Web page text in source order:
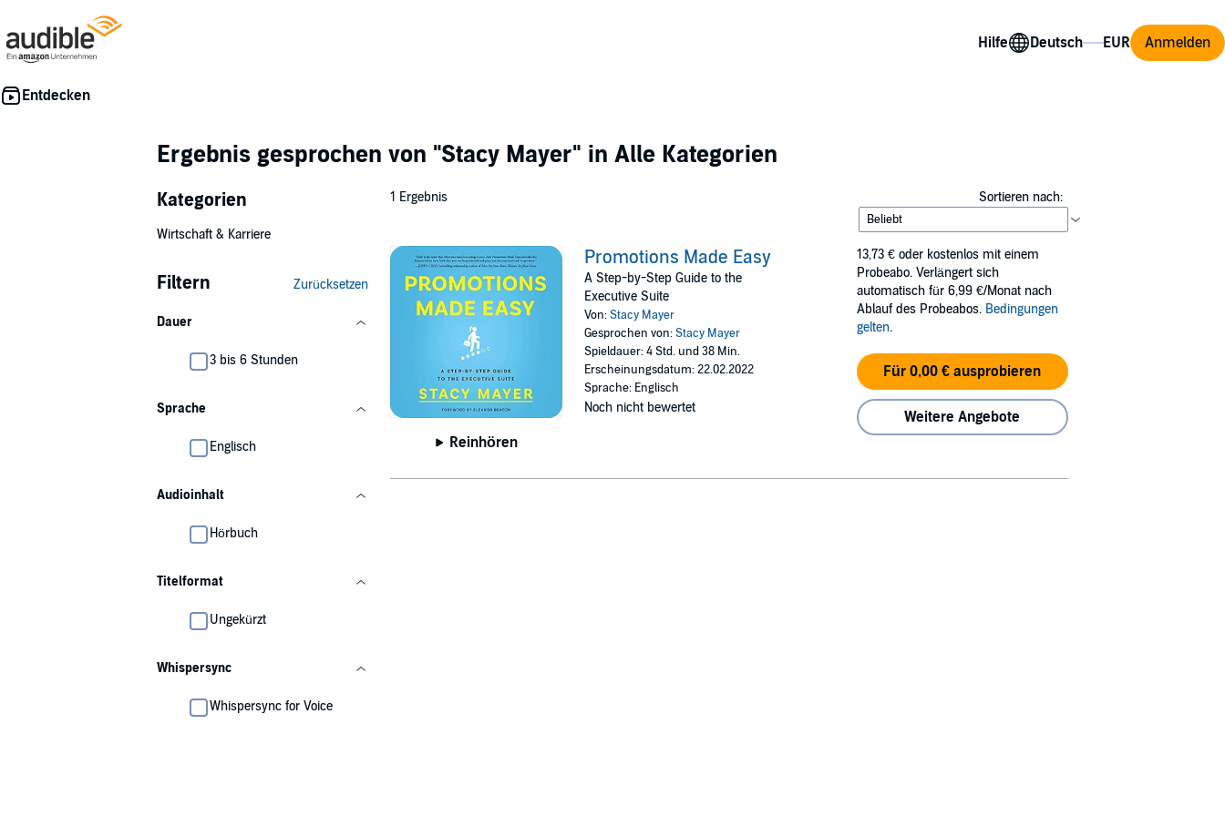
Hilfe Anmelden
Ergebnis gesprochen von "Stacy Mayer" in Alle Kategorien
Kategorien
Wirtschaft & Karriere
Filtern Zurücksetzen
Dauer
3 bis 6 Stunden
Sprache
Englisch
Audioinhalt
Hörbuch
Titelformat
Ungekürzt
Whispersync
Whispersync for Voice
1 Ergebnis Sortieren nach:
Reinhören
Promotions Made Easy
A Step-by-Step Guide to the
Executive Suite
Von:Stacy Mayer
Gesprochen von:Stacy Mayer
Spieldauer: 4 Std. und 38 Min.
Erscheinungsdatum: 22.02.2022
Sprache: Englisch
Noch nicht bewertet
13,73 € oder kostenlos mit einem
Probeabo. Verlängert sich
automatisch für 6,99 €/Monat nach
Ablauf des Probeabos. Bedingungen
gelten.
Für 0,00 € ausprobieren
Weitere Angebote